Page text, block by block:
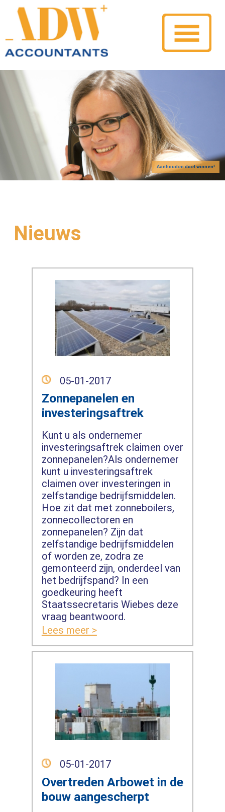
Aanhouden doet winnen!
Nieuws
05-01-2017
Zonnepanelen en
investeringsaftrek
Kunt u als ondernemer
investeringsaftrek claimen over
zonnepanelen?Als ondernemer
kunt u investeringsaftrek
claimen over investeringen in
zelfstandige bedrijfsmiddelen.
Hoe zit dat met zonneboilers,
zonnecollectoren en
zonnepanelen? Zijn dat
zelfstandige bedrijfsmiddelen
of worden ze, zodra ze
gemonteerd zijn, onderdeel van
het bedrijfspand? In een
goedkeuring heeft
Staatssecretaris Wiebes deze
vraag beantwoord.
Lees meer >
05-01-2017
Overtreden Arbowet in de
bouw aangescherpt